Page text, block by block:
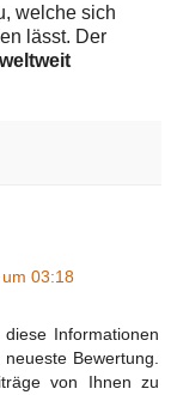
welche sich
lässt. Der
weltweit
03:18
Informationen
Bewertung.
von Ihnen zu